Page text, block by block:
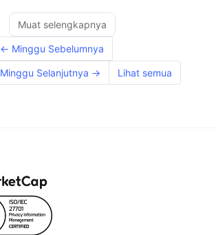
Muat selengkapnya
← Minggu Sebelumnya
Minggu Selanjutnya → Lihat semua